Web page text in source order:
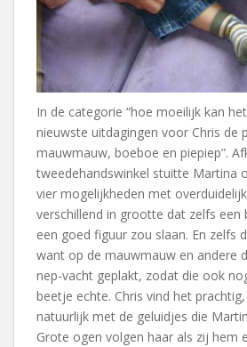
In de categorie “hoe moeilijk kan
nieuwste uitdagingen voor Chris de
mauwmauw, boeboe en piepiep”.
tweedehandswinkel stuitte Martina
vier mogelijkheden met
verschillend in grootte dat zelfs een
een goed figuur zou slaan. En zelfs
want op de mauwmauw en andere
nep-vacht geplakt, zodat die ook
beetje echte. Chris vind het
natuurlijk met de geluidjes die
Grote ogen volgen haar als zij hem